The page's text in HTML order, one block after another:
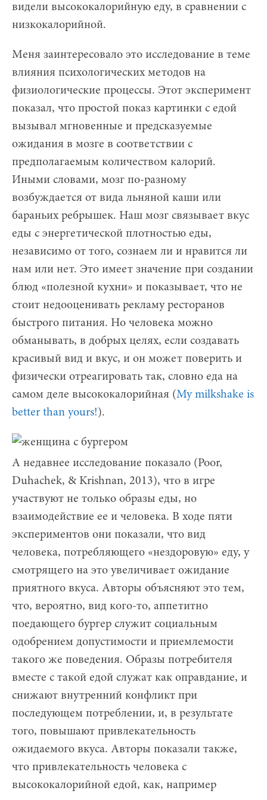
видели высококалорийную еду, в сравнении с
низкокалорийной.
Меня заинтересовало это исследование в теме
влияния психологических методов на
физиологические процессы. Этот эксперимент
показал, что простой показ картинки с едой
вызывал мгновенные и предсказуемые
ожидания в мозге в соответствии с
предполагаемым количеством калорий.
Иными словами, мозг по-разному
возбуждается от вида льняной каши или
бараньих ребрышек. Наш мозг связывает вкус
еды с энергетической плотностью еды,
независимо от того, сознаем ли и нравится ли
нам или нет. Это имеет значение при создании
блюд «полезной кухни» и показывает, что не
стоит недооценивать рекламу ресторанов
быстрого питания. Но человека можно
обманывать, в добрых целях, если создавать
красивый вид и вкус, и он может поверить и
физически отреагировать так, словно еда на
самом деле высококалорийная (My milkshake is
better than yours!).
А недавнее исследование показало (Poor,
Duhachek, & Krishnan, 2013), что в игре
участвуют не только образы еды, но
взаимодействие ее и человека. В ходе пяти
экспериментов они показали, что вид
человека, потребляющего «нездоровую» еду, у
смотрящего на это увеличивает ожидание
приятного вкуса. Авторы объясняют это тем,
что, вероятно, вид кого-то, аппетитно
поедающего бургер служит социальным
одобрением допустимости и приемлемости
такого же поведения. Образы потребителя
вместе с такой едой служат как оправдание, и
снижают внутренний конфликт при
последующем потреблении, и, в результате
того, повышают привлекательность
ожидаемого вкуса. Авторы показали также,
что привлекательность человека с
высококалорийной едой, как, например